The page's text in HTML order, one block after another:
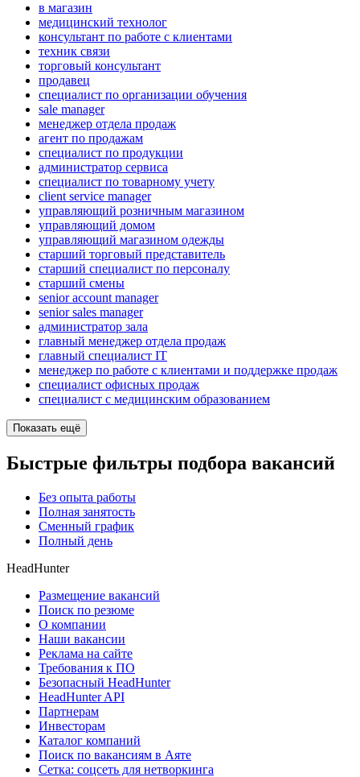
в магазин
медицинский технолог
консультант по работе с клиентами
техник связи
торговый консультант
продавец
специалист по организации обучения
sale manager
менеджер отдела продаж
агент по продажам
специалист по продукции
администратор сервиса
специалист по товарному учету
client service manager
управляющий розничным магазином
управляющий домом
управляющий магазином одежды
старший торговый представитель
старший специалист по персоналу
старший смены
senior account manager
senior sales manager
администратор зала
главный менеджер отдела продаж
главный специалист IT
менеджер по работе с клиентами и поддержке продаж
специалист офисных продаж
специалист с медицинским образованием
Показать ещё
Быстрые фильтры подбора вакансий
Без опыта работы
Полная занятость
Сменный график
Полный день
HeadHunter
Размещение вакансий
Поиск по резюме
О компании
Наши вакансии
Реклама на сайте
Требования к ПО
Безопасный HeadHunter
HeadHunter API
Партнерам
Инвесторам
Каталог компаний
Поиск по вакансиям в Аяте
Сетка: соцсеть для нетворкинга